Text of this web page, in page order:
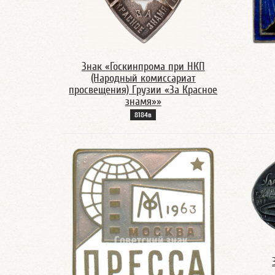
Знак «Госкинпрома при НКП
(Народный комиссариат
просвещения) Грузии «За Красное
знамя»»
8184в